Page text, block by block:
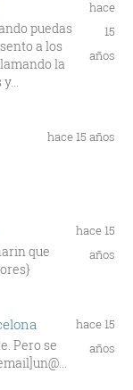
puedas
a los
la
hace
15
años
hace 15 años
que
hace 15
años
Pero se
hace 15
años